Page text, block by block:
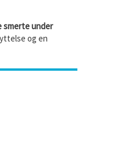
smerte under
og en